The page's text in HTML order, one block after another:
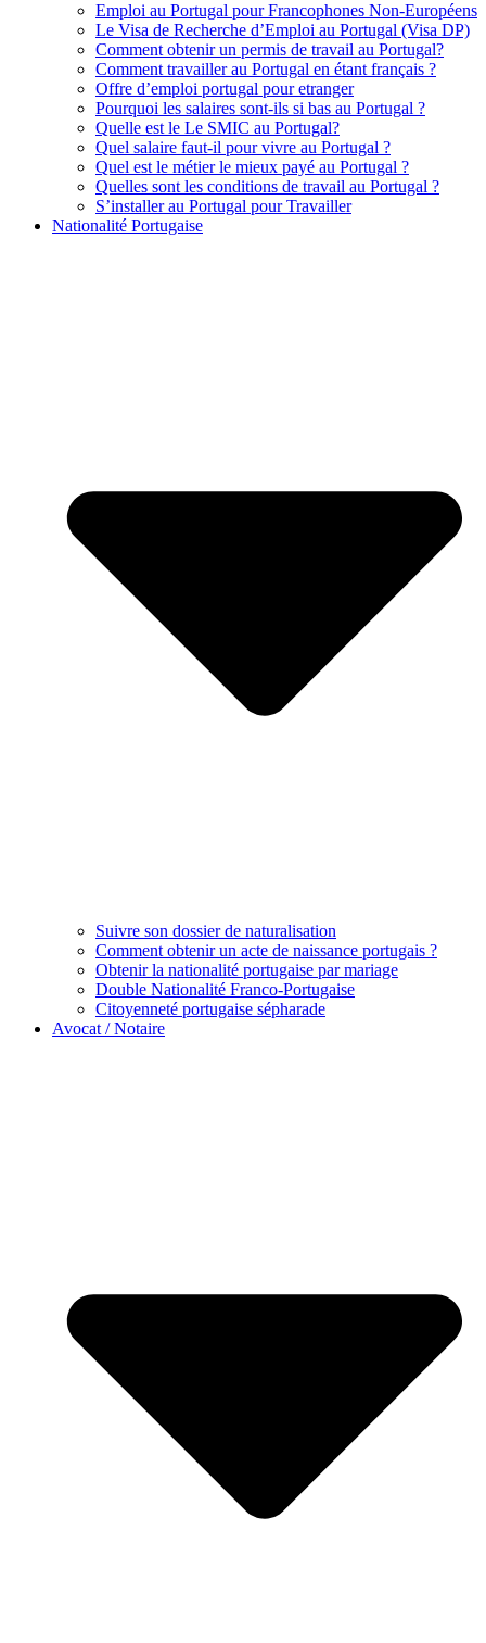
Emploi au Portugal pour Francophones Non-Européens
Le Visa de Recherche d’Emploi au Portugal (Visa DP)
Comment obtenir un permis de travail au Portugal?
Comment travailler au Portugal en étant français ?
Offre d’emploi portugal pour etranger
Pourquoi les salaires sont-ils si bas au Portugal ?
Quelle est le Le SMIC au Portugal?
Quel salaire faut-il pour vivre au Portugal ?
Quel est le métier le mieux payé au Portugal ?
Quelles sont les conditions de travail au Portugal ?
S’installer au Portugal pour Travailler
Nationalité Portugaise
Suivre son dossier de naturalisation
Comment obtenir un acte de naissance portugais ?
Obtenir la nationalité portugaise par mariage
Double Nationalité Franco-Portugaise
Citoyenneté portugaise sépharade
Avocat / Notaire